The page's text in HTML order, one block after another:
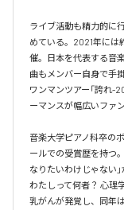
ライブ活動も精力的に
めている。2021年には
催。日本を代表する音
曲もメンバー自身で手
ワンマンツアー「誇れ-
ーマンスが幅広いファ
音楽大学ピアノ科卒の
ールでの受賞歴を持つ
なりたいわけじゃない
わたしって何者？ 心理
乳がんが発覚し、同年